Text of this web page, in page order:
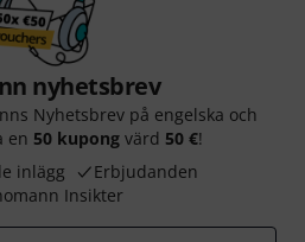
nyhetsbrev
Nyhetsbrev på engelska och
en 50 kupong värd 50 €!
inlägg
Erbjudanden
Insikter